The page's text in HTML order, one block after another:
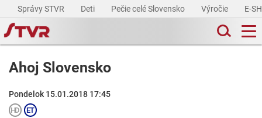
Správy STVR Deti Pečie celé Slovensko Výročie E-
Ahoj Slovensko
Pondelok 15.01.2018 17:45